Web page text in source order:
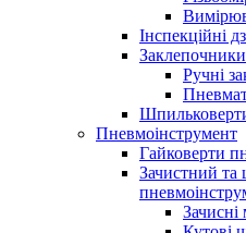
Інспекційні
Заклепочники
Ручні
Пневмоінструмент
Гайковерти
Зачистний та